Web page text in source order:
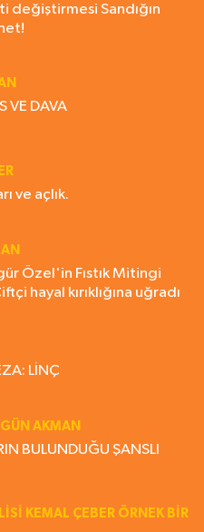
değiştirmesi Sandığın
VE DAVA
ve açlık.
Özel'in Fıstık Mitingi
hayal kırıklığına uğradı
LİNÇ
AKMAN
BULUNDUĞU ŞANSLI
KEMAL ÇEBER ÖRNEK BİR